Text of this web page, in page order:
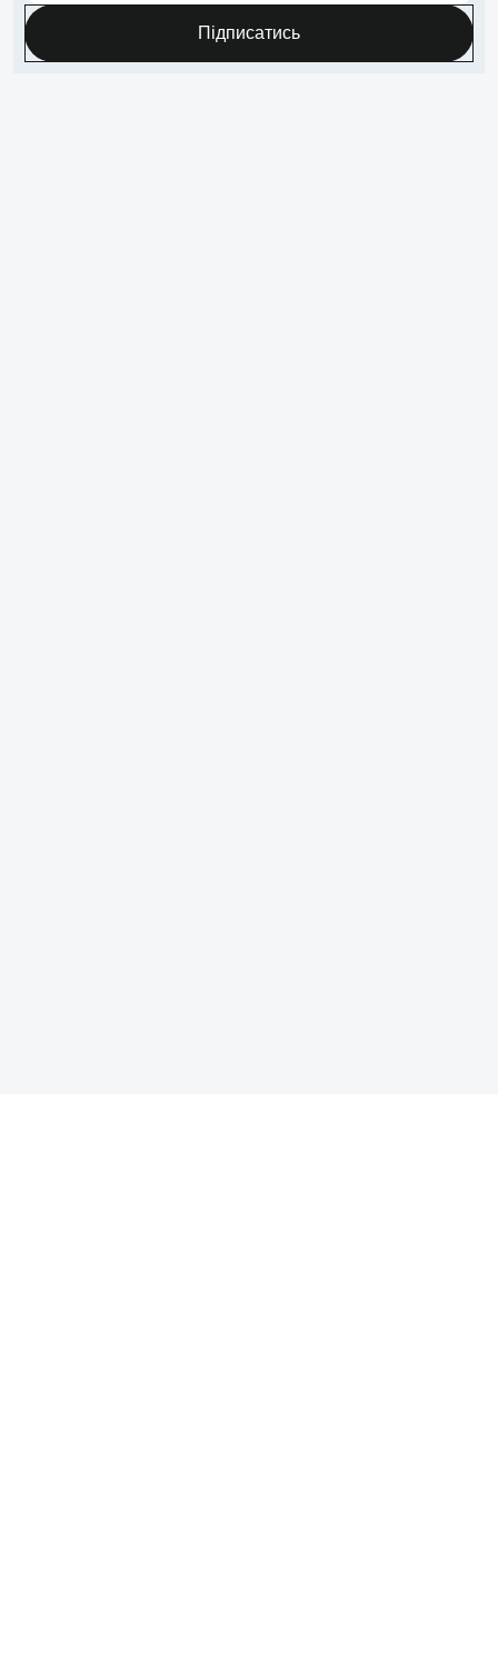
Підписатись